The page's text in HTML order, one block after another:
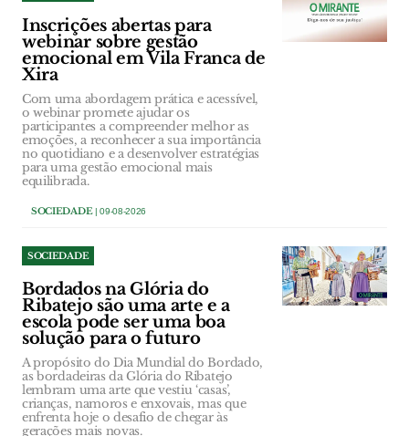
Inscrições abertas para
webinar sobre gestão
emocional em Vila Franca de
Xira
Com uma abordagem prática e acessível,
o webinar promete ajudar os
participantes a compreender melhor as
emoções, a reconhecer a sua importância
no quotidiano e a desenvolver estratégias
para uma gestão emocional mais
equilibrada.
SOCIEDADE| 09-08-2026
SOCIEDADE
Bordados na Glória do
Ribatejo são uma arte e a
escola pode ser uma boa
solução para o futuro
A propósito do Dia Mundial do Bordado,
as bordadeiras da Glória do Ribatejo
lembram uma arte que vestiu ‘casas’,
crianças, namoros e enxovais, mas que
enfrenta hoje o desafio de chegar às
gerações mais novas.